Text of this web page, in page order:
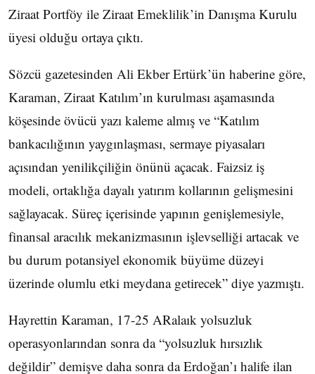
Ziraat Portföy ile Ziraat Emeklilik’in Danışma Kurulu
üyesi olduğu ortaya çıktı.
Sözcü gazetesinden Ali Ekber Ertürk’ün haberine göre,
Karaman, Ziraat Katılım’ın kurulması aşamasında
köşesinde övücü yazı kaleme almış ve “Katılım
bankacılığının yaygınlaşması, sermaye piyasaları
açısından yenilikçiliğin önünü açacak. Faizsiz iş
modeli, ortaklığa dayalı yatırım kollarının gelişmesini
sağlayacak. Süreç içerisinde yapının genişlemesiyle,
finansal aracılık mekanizmasının işlevselliği artacak ve
bu durum potansiyel ekonomik büyüme düzeyi
üzerinde olumlu etki meydana getirecek” diye yazmıştı.
Hayrettin Karaman, 17-25 ARalaık yolsuzluk
operasyonlarından sonra da “yolsuzluk hırsızlık
değildir” demişve daha sonra da Erdoğan’ı halife ilan